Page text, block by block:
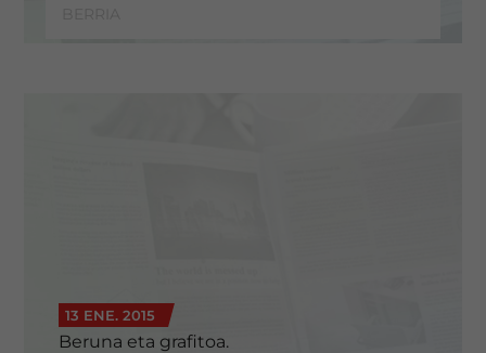
13 ENE. 2015
Beruna eta grafitoa.